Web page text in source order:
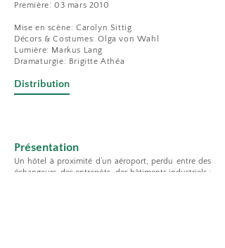
Première: 03 mars 2010
Mise en scène: Carolyn Sittig
Décors & Costumes: Olga von Wahl
Lumière: Markus Lang
Dramaturgie: Brigitte Athéa
Distribution
Présentation
Un hôtel à proximité d’un aéroport, perdu entre des
échangeurs, des entrepôts, des bâtiments industriels :